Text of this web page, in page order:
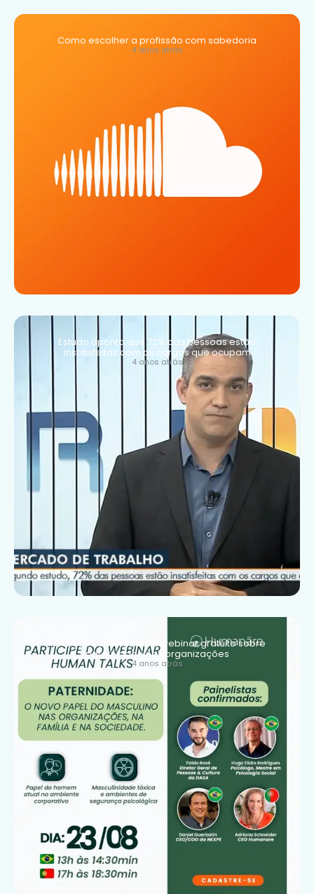
Como escolher a profissão com sabedoria
4 anos atrás
Estudo aponta que 72% das pessoas estão
insatisfeitas com os cargos que ocupam
4 anos atrás
Inscrições abertas para webinar gratuito sobre
paternidade nas organizações
4 anos atrás